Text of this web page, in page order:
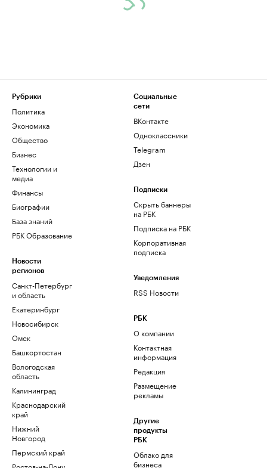
Рубрики
Политика
Экономика
Общество
Бизнес
Технологии и
медиа
Финансы
Биографии
База знаний
РБК Образование
Новости
регионов
Санкт-Петербург
и область
Екатеринбург
Новосибирск
Омск
Башкортостан
Вологодская
область
Калининград
Краснодарский
край
Нижний
Новгород
Пермский край
Социальные
сети
ВКонтакте
Одноклассники
Telegram
Дзен
Подписки
Скрыть баннеры
на РБК
Подписка на РБК
Корпоративная
подписка
Уведомления
RSS Новости
РБК
О компании
Контактная
информация
Редакция
Размещение
рекламы
Другие
продукты
РБК
Облако для
бизнеса